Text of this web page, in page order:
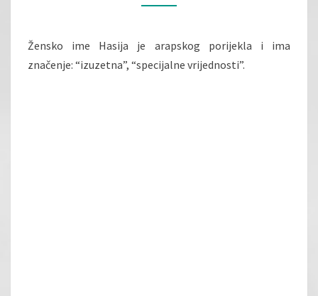
Žensko ime Hasija je arapskog porijekla i ima
značenje: “izuzetna”, “specijalne vrijednosti”.